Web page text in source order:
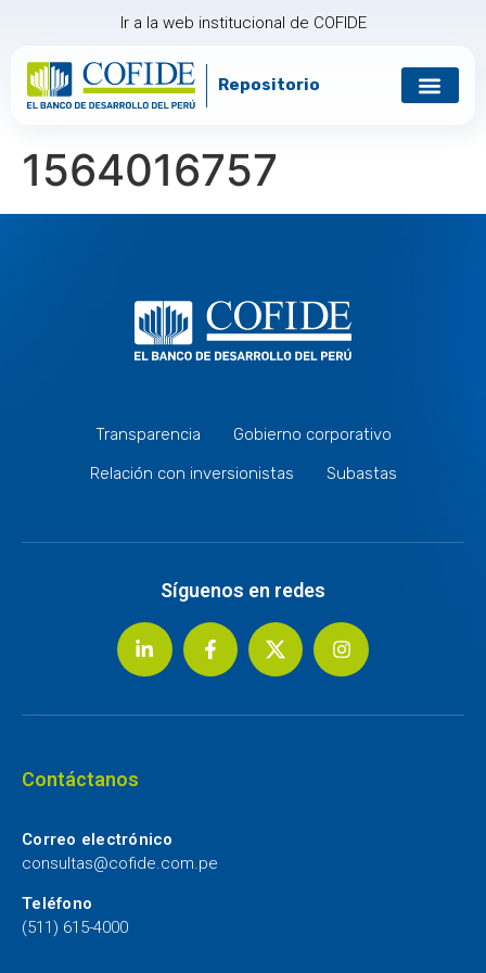
Ir a la web institucional de COFIDE
Repositorio
1564016757
Transparencia
Gobierno corporativo
Relación con inversionistas
Subastas
Síguenos en redes
Contáctanos
Correo electrónico
consultas@cofide.com.pe
Teléfono
(511) 615-4000